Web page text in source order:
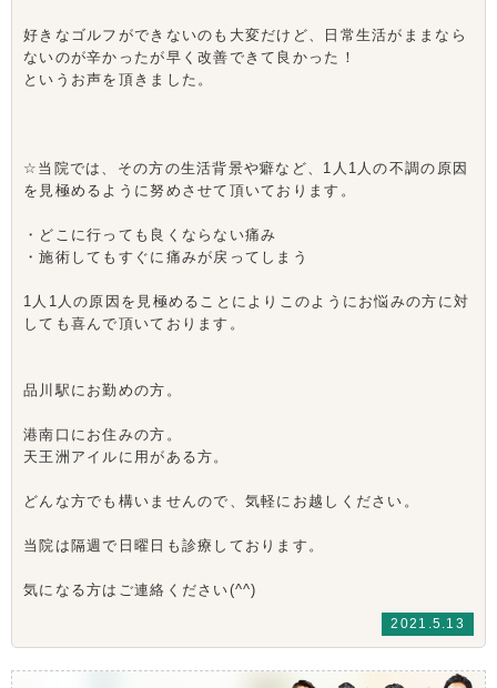
好きなゴルフができないのも大変だけど、日常生活がままなら
ないのが辛かったが早く改善できて良かった！
というお声を頂きました。
☆当院では、その方の生活背景や癖など、1人1人の不調の原因
を見極めるように努めさせて頂いております。
・どこに行っても良くならない痛み
・施術してもすぐに痛みが戻ってしまう
1人1人の原因を見極めることによりこのようにお悩みの方に対
しても喜んで頂いております。
品川駅にお勤めの方。
港南口にお住みの方。
天王洲アイルに用がある方。
どんな方でも構いませんので、気軽にお越しください。
当院は隔週で日曜日も診療しております。
気になる方はご連絡ください(^^)
2021.5.13